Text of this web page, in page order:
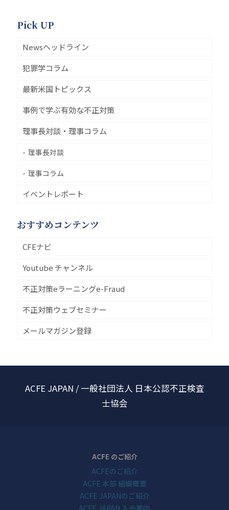
Pick UP
Newsヘッドライン
犯罪学コラム
最新米国トピックス
事例で学ぶ有効な不正対策
理事長対談・理事コラム
理事長対談
理事コラム
イベントレポート
おすすめコンテンツ
CFEナビ
Youtube チャンネル
不正対策eラーニングe-Fraud
不正対策ウェブセミナー
メールマガジン登録
ACFE JAPAN / 一般社団法人 日本公認不正検査
士協会
ACFE のご紹介
ACFEのご紹介
ACFE 本部 組織概要
ACFE JAPANのご紹介
ACFE JAPAN 入会案内